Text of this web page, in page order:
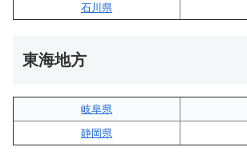
石川県
東海地方
岐阜県
静岡県